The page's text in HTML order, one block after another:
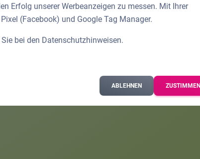
Erfolg unserer Werbeanzeigen zu messen. Mit Ihrer
(Facebook) und Google Tag Manager.
bei den Datenschutzhinweisen.
ABLEHNEN ZUSTIMMEN